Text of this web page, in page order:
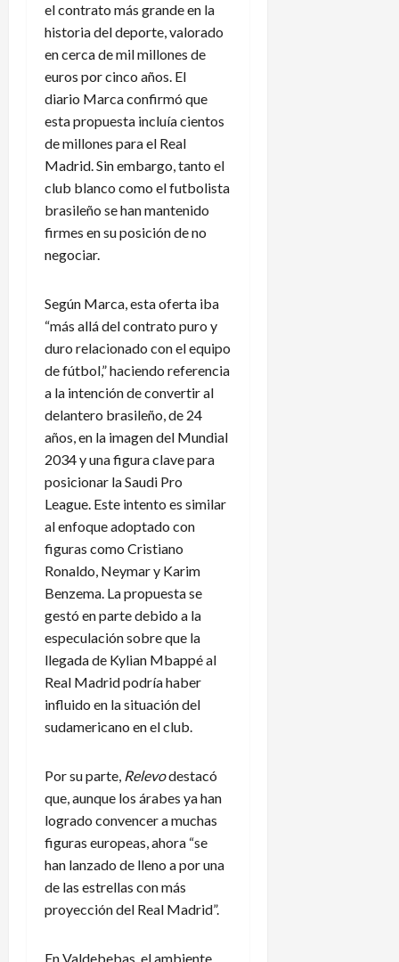
el contrato más grande en la
historia del deporte, valorado
en cerca de mil millones de
euros por cinco años. El
diario Marca confirmó que
esta propuesta incluía cientos
de millones para el Real
Madrid. Sin embargo, tanto el
club blanco como el futbolista
brasileño se han mantenido
firmes en su posición de no
negociar.
Según Marca, esta oferta iba
“más allá del contrato puro y
duro relacionado con el equipo
de fútbol,” haciendo referencia
a la intención de convertir al
delantero brasileño, de 24
años, en la imagen del Mundial
2034 y una figura clave para
posicionar la Saudi Pro
League. Este intento es similar
al enfoque adoptado con
figuras como Cristiano
Ronaldo, Neymar y Karim
Benzema. La propuesta se
gestó en parte debido a la
especulación sobre que la
llegada de Kylian Mbappé al
Real Madrid podría haber
influido en la situación del
sudamericano en el club.
Por su parte, Relevodestacó
que, aunque los árabes ya han
logrado convencer a muchas
figuras europeas, ahora “se
han lanzado de lleno a por una
de las estrellas con más
proyección del Real Madrid”.
En Valdebebas, el ambiente